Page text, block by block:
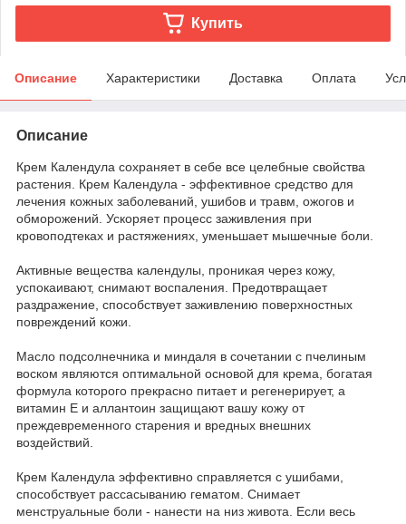
Купить
Описание Характеристики Доставка Оплата
Описание
Крем Календула сохраняет в себе все целебные свойства
растения. Крем Календула - эффективное средство для
лечения кожных заболеваний, ушибов и травм, ожогов и
обморожений. Ускоряет процесс заживления при
кровоподтеках и растяжениях, уменьшает мышечные боли.
Активные вещества календулы, проникая через кожу,
успокаивают, снимают воспаления. Предотвращает
раздражение, способствует заживлению поверхностных
повреждений кожи.
Масло подсолнечника и миндаля в сочетании с пчелиным
воском являются оптимальной основой для крема, богатая
формула которого прекрасно питает и регенерирует, а
витамин Е и аллантоин защищают вашу кожу от
преждевременного старения и вредных внешних
воздействий.
Крем Календула эффективно справляется с ушибами,
способствует рассасыванию гематом. Снимает
менструальные боли - нанести на низ живота. Если весь